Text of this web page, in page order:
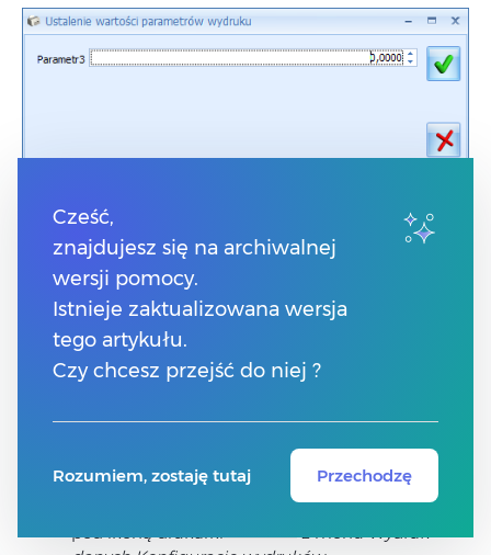
To okno w kolejnym kroku należy odpowiednio
skonfigurować.
Jak to zrobić?
W lokalizacji (formularz/okno), z której
dodać parametr przed wydrukiem, wybieramy
pod ikoną drukarki z menuWydruk
Cześć,
znajdujesz się na archiwalnej
wersji pomocy.
Istnieje zaktualizowana wersja
tego artykułu.
Czy chcesz przejść do niej ?
Rozumiem, zostaję tutaj Przechodzę